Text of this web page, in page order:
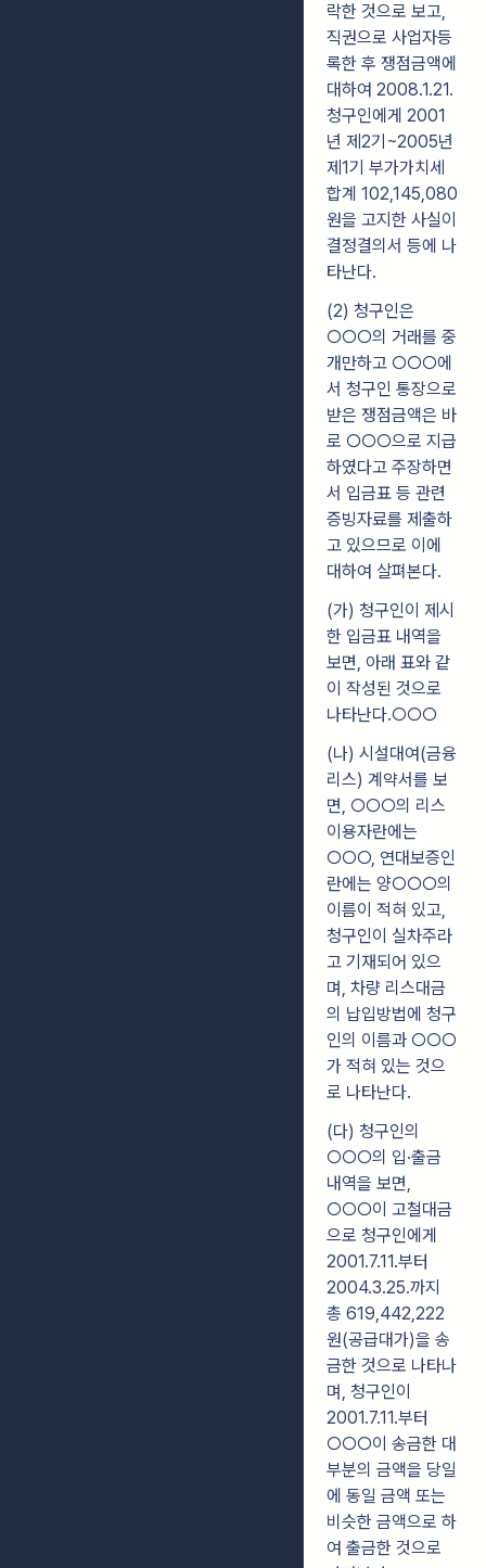
락한 것으로 보고,
직권으로 사업자등
록한 후 쟁점금액에
대하여 2008.1.21.
청구인에게 2001
년 제2기~2005년
제1기 부가가치세
합계 102,145,080
원을 고지한 사실이
결정결의서 등에 나
타난다.
(2) 청구인은
○○○의 거래를 중
개만하고 ○○○에
서 청구인 통장으로
받은 쟁점금액은 바
로 ○○○으로 지급
하였다고 주장하면
서 입금표 등 관련
증빙자료를 제출하
고 있으므로 이에
대하여 살펴본다.
(가) 청구인이 제시
한 입금표 내역을
보면, 아래 표와 같
이 작성된 것으로
나타난다.○○○
(나) 시설대여(금융
리스) 계약서를 보
면, ○○○의 리스
이용자란에는
○○○, 연대보증인
란에는 양○○○의
이름이 적혀 있고,
청구인이 실차주라
고 기재되어 있으
며, 차량 리스대금
의 납입방법에 청구
인의 이름과 ○○○
가 적혀 있는 것으
로 나타난다.
(다) 청구인의
○○○의 입·출금
내역을 보면,
○○○이 고철대금
으로 청구인에게
2001.7.11.부터
2004.3.25.까지
총 619,442,222
원(공급대가)을 송
금한 것으로 나타나
며, 청구인이
2001.7.11.부터
○○○이 송금한 대
부분의 금액을 당일
에 동일 금액 또는
비슷한 금액으로 하
여 출금한 것으로